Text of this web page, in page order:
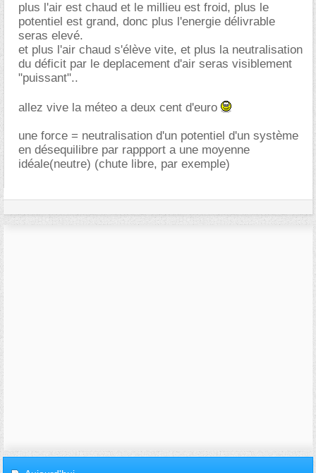
plus l'air est chaud et le millieu est froid, plus le
potentiel est grand, donc plus l'energie délivrable
seras elevé.
et plus l'air chaud s'élève vite, et plus la neutralisation
du déficit par le deplacement d'air seras visiblement
"puissant"..
allez vive la méteo a deux cent d'euro
une force = neutralisation d'un potentiel d'un système
en désequilibre par rappport a une moyenne
idéale(neutre) (chute libre, par exemple)